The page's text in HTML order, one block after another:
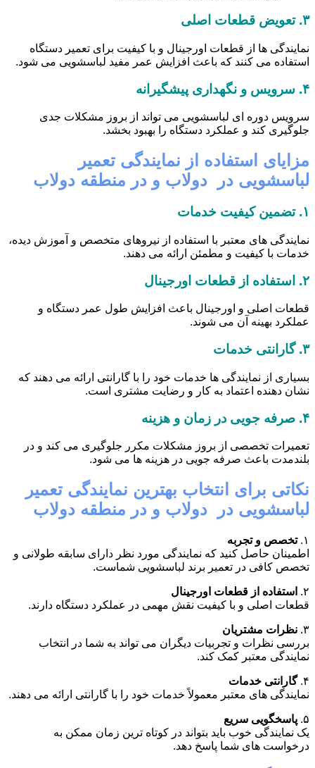
۳. تعویض قطعات اصلی
نمایندگی ها از قطعات اورجینال و با کیفیت برای تعمیر دستگاه
استفاده می کنند که باعث افزایش عمر مفید لباسشویی می شود.
۴. سرویس و نگهداری پیشگیرانه
سرویس دوره ای لباسشویی می تواند از بروز مشکلات جدی
جلوگیری کند و عملکرد دستگاه را بهبود بخشد.
مزایای استفاده از نمایندگی تعمیر
لباسشویی در دولاب و در منطقه دولاب
۱. تضمین کیفیت خدمات
نمایندگی های معتبر با استفاده از نیروهای متخصص و آموزش دیده،
خدمات با کیفیت و مطمئن ارائه می دهند.
۲. استفاده از قطعات اورجینال
قطعات اصلی و اورجینال باعث افزایش طول عمر دستگاه و
عملکرد بهینه آن می شوند.
۳. گارانتی خدمات
بسیاری از نمایندگی ها خدمات خود را با گارانتی ارائه می دهند که
نشان دهنده اعتماد به کار و رضایت مشتری است.
۴. صرفه جویی در زمان و هزینه
تعمیرات تخصصی از بروز مشکلات مکرر جلوگیری می کند و در
بلندمدت باعث صرفه جویی در هزینه ها می شود.
نکاتی برای انتخاب بهترین نمایندگی تعمیر
لباسشویی در دولاب و در منطقه دولاب
۱. تخصص و تجربه
اطمینان حاصل کنید که نمایندگی مورد نظر دارای سابقه طولانی و
تخصص کافی در تعمیر برند لباسشویی شماست.
۲.
استفاده از قطعات اورجینال
قطعات اصلی و با کیفیت نقش مهمی در عملکرد دستگاه دارند.
۳. نظرات مشتریان
بررسی نظرات و تجربیات دیگران می تواند به شما در انتخاب
نمایندگی معتبر کمک کند.
۴. گارانتی خدمات
نمایندگی های معتبر معمولاً خدمات خود را با گارانتی ارائه می دهند.
۵. پاسخگویی سریع
یک نمایندگی خوب باید بتواند در کوتاه ترین زمان ممکن به
درخواست های شما پاسخ دهد.